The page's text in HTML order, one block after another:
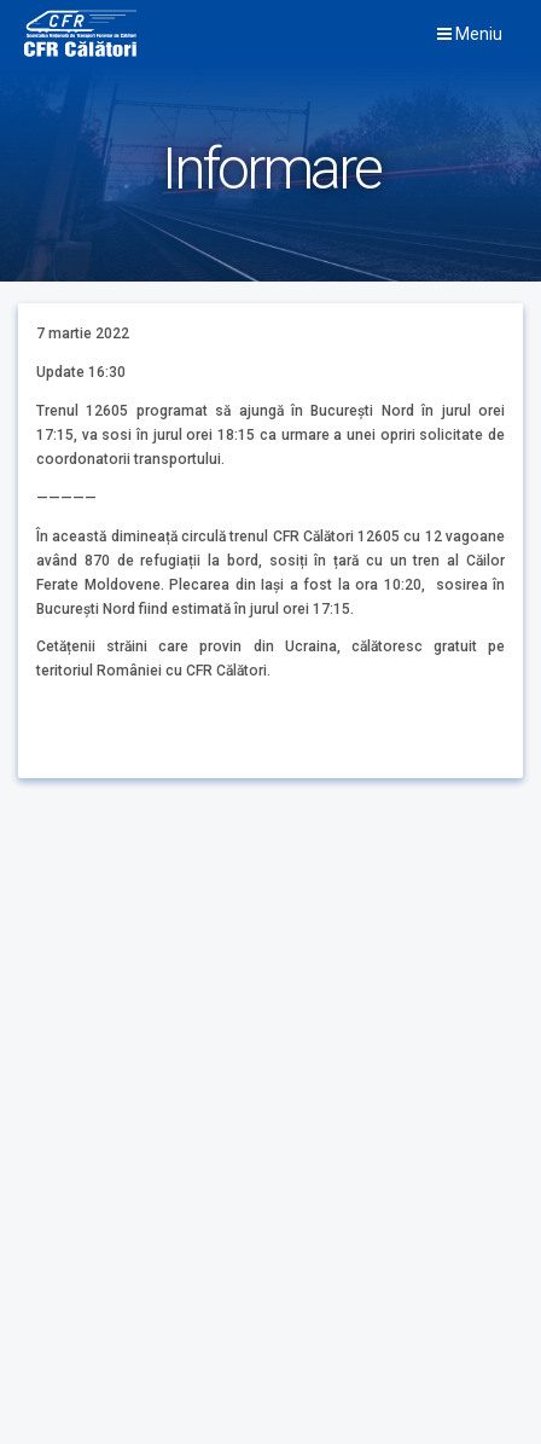
content
Meniu
Informare
7 martie 2022
Update 16:30
Trenul 12605 programat să ajungă în București Nord în jurul orei
17:15, va sosi în jurul orei 18:15 ca urmare a unei opriri solicitate de
coordonatorii transportului.
—————
În această dimineață circulă trenul CFR Călători 12605 cu 12 vagoane
având 870 de refugiații la bord, sosiți în țară cu un tren al Căilor
Ferate Moldovene. Plecarea din Iași a fost la ora 10:20, sosirea în
București Nord fiind estimată în jurul orei 17:15.
Cetățenii străini care provin din Ucraina, călătoresc gratuit pe
teritoriul României cu CFR Călători.